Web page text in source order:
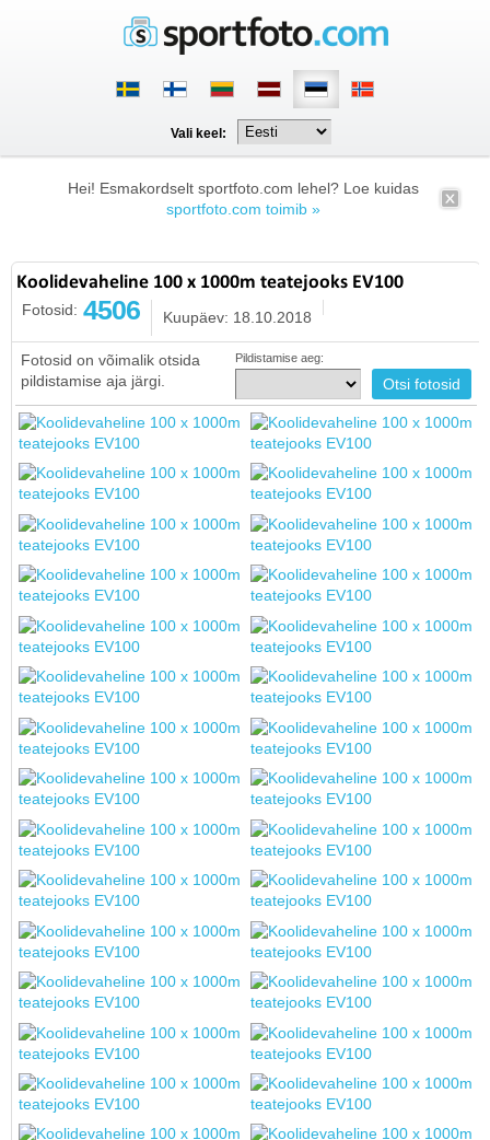
Vali keel:
Hei! Esmakordselt sportfoto.com lehel? Loe kuidas
sportfoto.com toimib »
Koolidevaheline 100 x 1000m teatejooks EV100
Fotosid: 4506 Kuupäev: 18.10.2018
Fotosid on võimalik otsida
pildistamise aja järgi.
Pildistamise aeg: